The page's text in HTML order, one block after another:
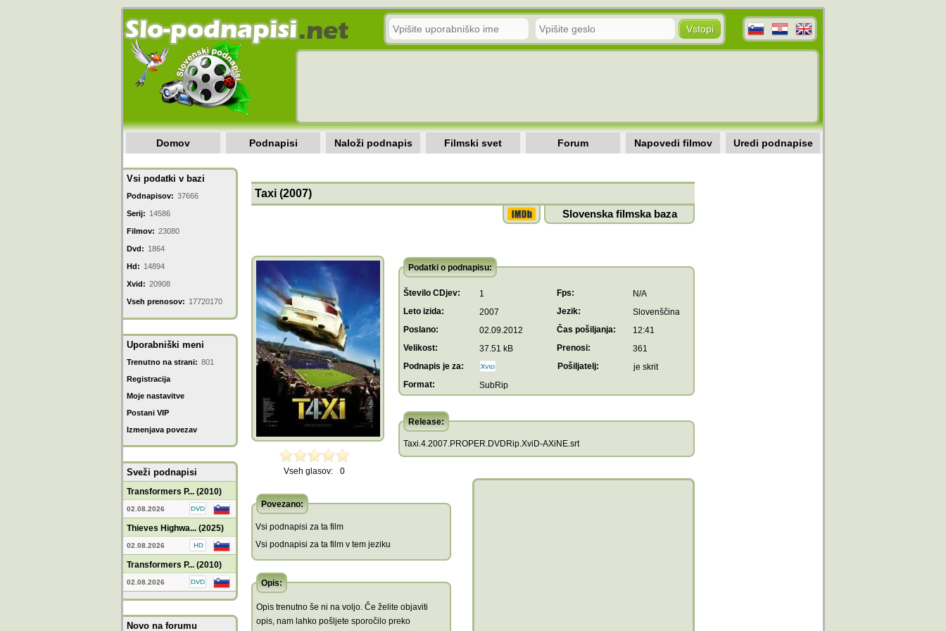
Domov Podnapisi Naloži podnapis Filmski svet Forum Napovedi filmov Uredi podnapise
Vsi podatki v bazi
Podnapisov: 37666
Serij: 14586
Filmov: 23080
Dvd: 1864
Hd: 14894
Xvid: 20908
Vseh prenosov: 17720170
Uporabniški meni
Trenutno na strani: 801
Registracija
Moje nastavitve
Postani VIP
Izmenjava povezav
Sveži podnapisi
Transformers P... (2010)
02.08.2026
Thieves Highwa... (2025)
02.08.2026
Transformers P... (2010)
02.08.2026
Novo na forumu
Taxi (2007)
Slovenska filmska baza
Vseh glasov: 0
Podatki o podnapisu:
Število CDjev: 1 Fps:
N/A
Leto izida:
2007 Jezik:
Slovenščina
Poslano:
02.09.2012 Čas pošiljanja:
12:41
Velikost:
37.51 kB Prenosi:
361
Podnapis je za:
Pošiljatelj:
je skrit
Format:
SubRip
Release:
Taxi.4.2007.PROPER.DVDRip.XviD-AXiNE.srt
Povezano:
Vsi podnapisi za ta film
Vsi podnapisi za ta film v tem jeziku
Opis:
Opis trenutno še ni na voljo. Če želite objaviti
opis, nam lahko pošljete sporočilo preko